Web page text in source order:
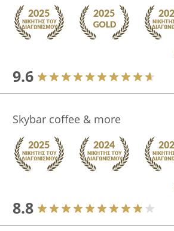
9.6
Skybar coffee & more
8.8